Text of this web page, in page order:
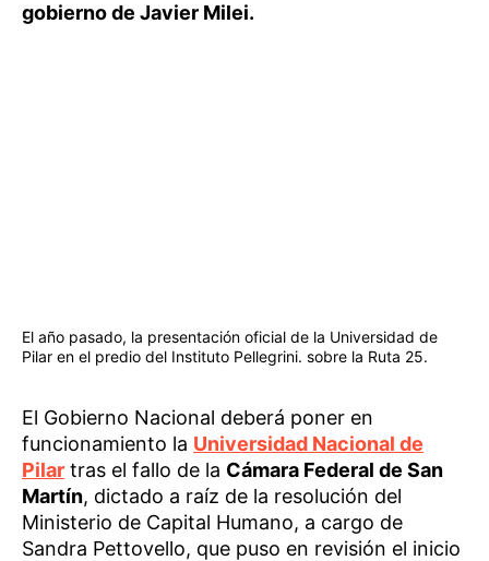
gobierno de Javier Milei.
El año pasado, la presentación oficial de la Universidad de
Pilar en el predio del Instituto Pellegrini. sobre la Ruta 25.
El Gobierno Nacional deberá poner en
funcionamiento la Universidad Nacional de
Pilar tras el fallo de la Cámara Federal de San
Martín, dictado a raíz de la resolución del
Ministerio de Capital Humano, a cargo de
Sandra Pettovello, que puso en revisión el inicio